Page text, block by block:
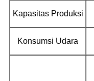
Kapasitas Produksi
Konsumsi Udara